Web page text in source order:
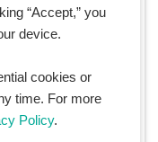
มาะสำหรับผิวแพ้
ย่างน้ำมัน
วบางๆ ข้อศอก
“Accept,” you
device.
cookies or
time. For more
Policy.